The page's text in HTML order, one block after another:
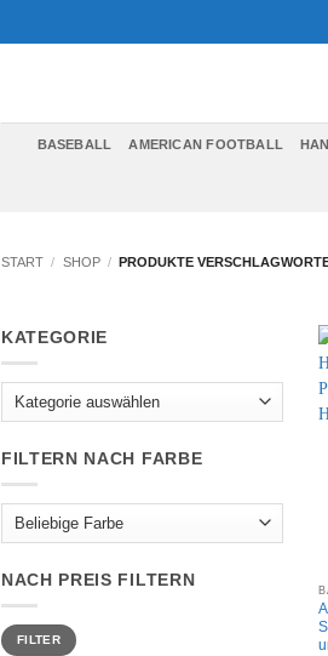
BASEBALL AMERICAN FOOTBALL
START / SHOP / PRODUKTE
KATEGORIE
FILTERN NACH FARBE
NACH PREIS FILTERN
Min.
Preis
Max.
PreisFILTER